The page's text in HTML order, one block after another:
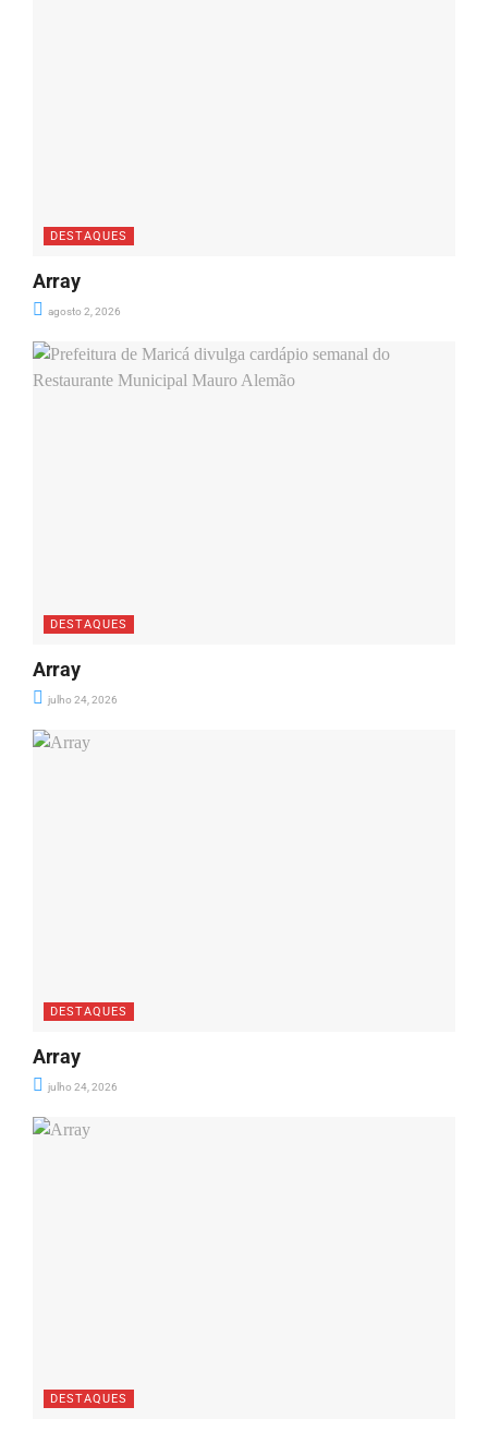
DESTAQUES
Array
agosto 2, 2026
DESTAQUES
Array
julho 24, 2026
DESTAQUES
Array
julho 24, 2026
DESTAQUES